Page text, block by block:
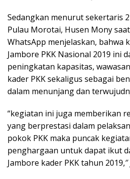
Sedangkan menurut sekertaris
Pulau Morotai, Husen Mony
WhatsApp menjelaskan, bahwa
Jambore PKK Nasional 2019 ini
peningkatan kapasitas,
kader PKK sekaligus sebagai
dalam menunjang dan
“kegiatan ini juga memberikan
yang berprestasi dalam
pokok PKK maka puncak
penghargaan untuk dapat ikut
Jambore kader PKK tahun 2019,″